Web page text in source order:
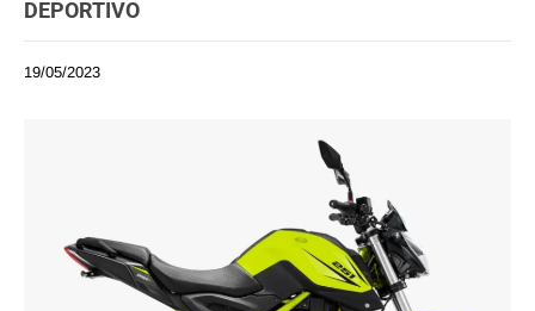
DEPORTIVO
19/05/2023